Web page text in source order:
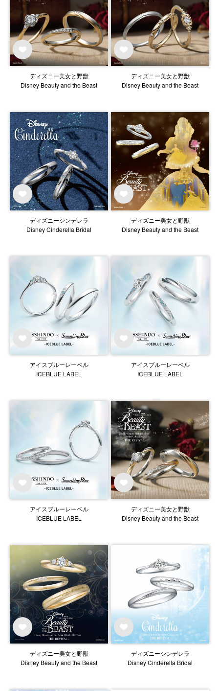
ディズニー美女と野獣
Disney Beauty and the Beast
ディズニー美女と野獣
Disney Beauty and the Beast
ディズニーシンデレラ
Disney Cinderella Bridal
ディズニー美女と野獣
Disney Beauty and the Beast
アイスブルーレーベル
ICEBLUE LABEL
アイスブルーレーベル
ICEBLUE LABEL
アイスブルーレーベル
ICEBLUE LABEL
ディズニー美女と野獣
Disney Beauty and the Beast
ディズニー美女と野獣
Disney Beauty and the Beast
ディズニーシンデレラ
Disney Cinderella Bridal